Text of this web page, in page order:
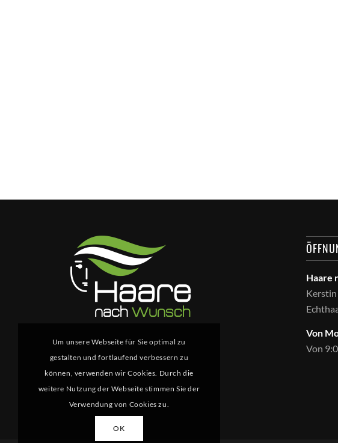
Haare
Kerstin
Von
Von
Um unsere Webseite für Sie optimal zu
gestalten und fortlaufend verbessern zu
können, verwenden wir Cookies. Durch die
weitere Nutzung der Webseite stimmen Sie der
Verwendung von Cookies zu.
OK